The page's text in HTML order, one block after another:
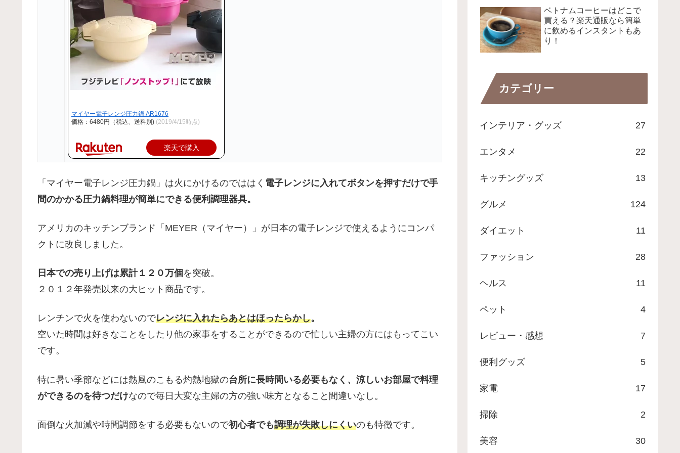
マイヤー電子レンジ圧力鍋 AR1676
価格：6480円（税込、送料別) (2019/4/15時点)
楽天で購入
「マイヤー電子レンジ圧力鍋」は火にかけるのでははく 電子レンジに入れてボタンを押すだけで手
間のかかる圧力鍋料理が簡単にできる便利調理器具。
アメリカのキッチンブランド「MEYER（マイヤー）」が日本の電子レンジで使えるようにコンパ
クトに改良しました。
日本での売り上げは累計１２０万個 を突破。
２０１２年発売以来の大ヒット商品です。
レンチンで火を使わないのでレンジに入れたらあとはほったらかし。
空いた時間は好きなことをしたり他の家事をすることができるので忙しい主婦の方にはもってこい
です。
特に暑い季節などには熱風のこもる灼熱地獄の台所に長時間いる必要もなく、涼しいお部屋で料理
ができるのを待つだけなので毎日大変な主婦の方の強い味方となること間違いなし。
面倒な火加減や時間調節をする必要もないので初心者でも調理が失敗しにくいのも特徴です。
ベトナムコーヒーはどこで
買える？楽天通販なら簡単
に飲めるインスタントもあ
り！
カテゴリー
インテリア・グッズ 27
エンタメ 22
キッチングッズ 13
グルメ 124
ダイエット 11
ファッション 28
ヘルス 11
ペット 4
レビュー・感想 7
便利グッズ 5
家電 17
掃除 2
美容 30